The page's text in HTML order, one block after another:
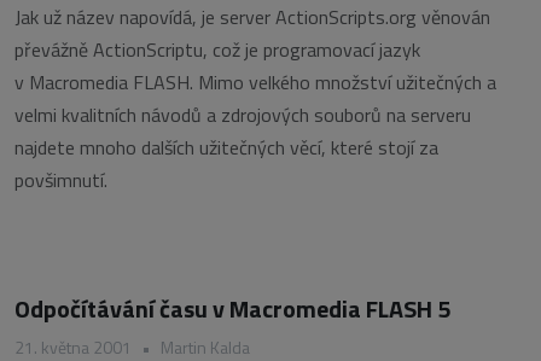
Jak už název napovídá, je server ActionScripts.org věnován
převážně ActionScriptu, což je programovací jazyk
v Macromedia FLASH. Mimo velkého množství užitečných a
velmi kvalitních návodů a zdrojových souborů na serveru
najdete mnoho dalších užitečných věcí, které stojí za
povšimnutí.
Odpočítávání času v Macromedia FLASH 5
21. května 2001 • Martin Kalda